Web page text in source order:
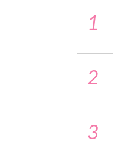
1
2
3